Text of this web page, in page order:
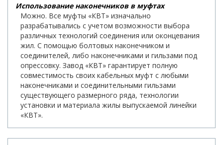
Использование наконечников в муфтах
Можно. Все муфты «КВТ» изначально
разрабатывались с учетом возможности выбора
различных технологий соединения или оконцевания
жил. С помощью болтовых наконечником и
соединителей, либо наконечниками и гильзами под
опрессовку. Завод «КВТ» гарантирует полную
совместимость своих кабельных муфт с любыми
наконечниками и соединительными гильзами
существующего размерного ряда, технологии
установки и материала жилы выпускаемой линейки
«КВТ».